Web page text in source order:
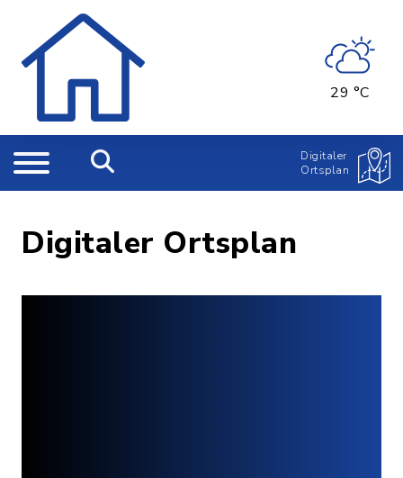
29 °C
Digitaler
Ortsplan
Digitaler Ortsplan